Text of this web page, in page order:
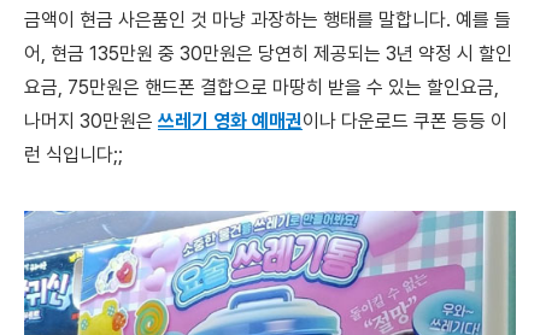
금액이 현금 사은품인 것 마냥 과장하는 행태를 말합니다. 예를 들
어, 현금 135만원 중 30만원은 당연히 제공되는 3년 약정 시 할인
요금, 75만원은 핸드폰 결합으로 마땅히 받을 수 있는 할인요금,
나머지 30만원은 쓰레기 영화 예매권이나 다운로드 쿠폰 등등 이
런 식입니다;;